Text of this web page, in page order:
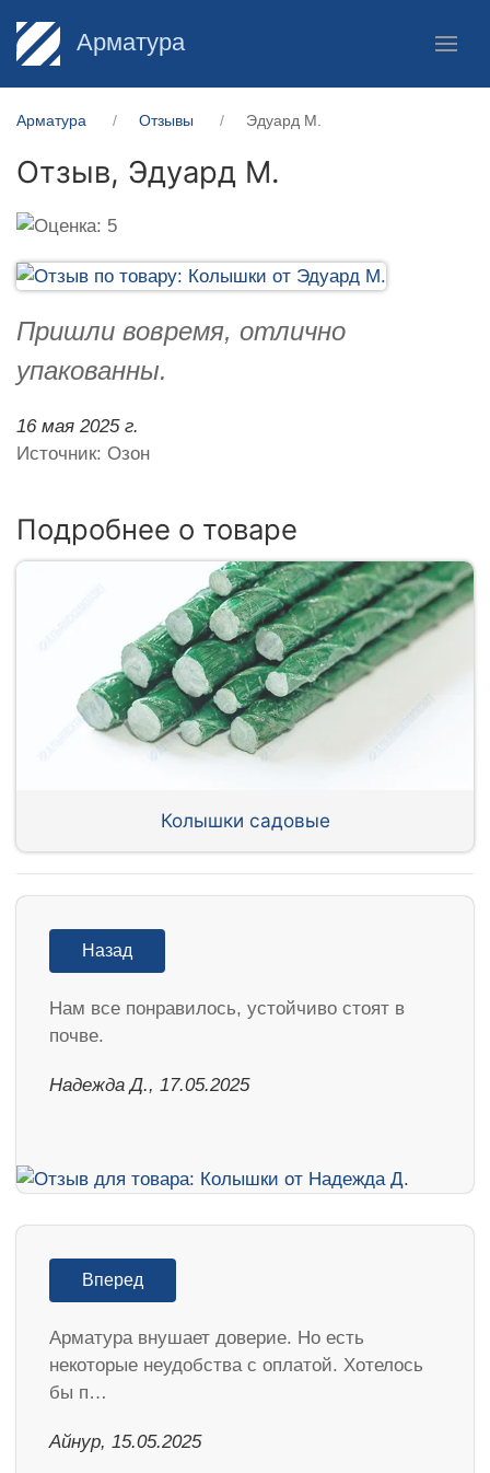
Арматура
Арматура Отзывы Эдуард М.
Отзыв, Эдуард М.
Пришли вовремя, отлично
упакованны.
16 мая 2025 г.
Источник: Озон
Подробнее о товаре
Колышки садовые
Назад
Нам все понравилось, устойчиво стоят в
почве.
Надежда Д., 17.05.2025
Вперед
Арматура внушает доверие. Но есть
некоторые неудобства с оплатой. Хотелось
бы п…
Айнур, 15.05.2025